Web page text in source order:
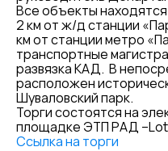
Все объекты
2 км от ж/д станции
км от станции метро
транспортные
развязка КАД. В
расположен
Шуваловский парк.
Торги состоятся на
площадке ЭТП РАД
Ссылка на торги